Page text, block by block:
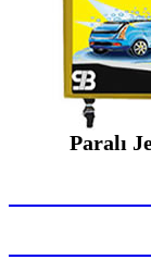
Paralı